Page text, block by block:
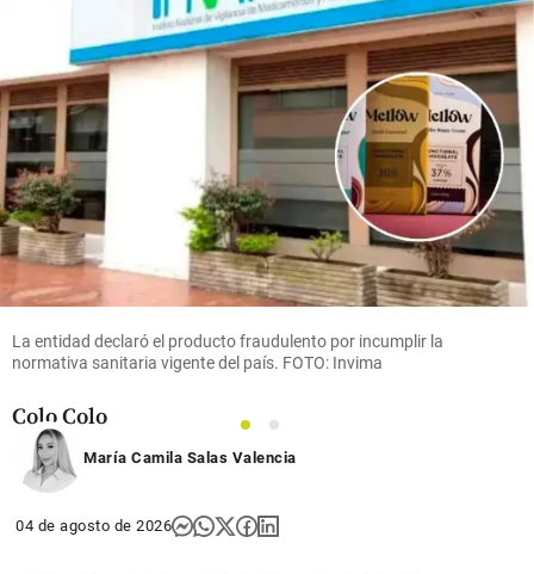
share
Fútbol
Video |
¡Como
toda una
leyenda!
Así fue
Vozinha
en el
Colo Colo
share
La entidad declaró el producto fraudulento por incumplir la
normativa sanitaria vigente del país. FOTO: Invima
1
2
María Camila Salas Valencia
04 de agosto de 2026